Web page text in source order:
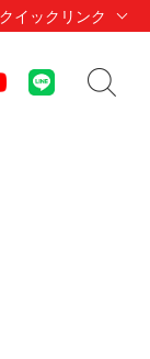
クイックリンク